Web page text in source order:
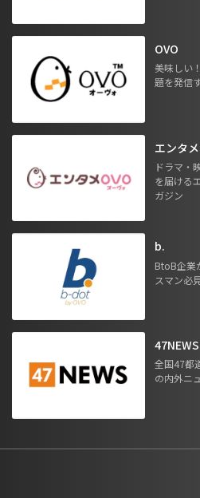
OVO
美味しい
題を発信
エンタ
ドラマ・
を届ける
ガジン
b.
BtoB企業
スマン必
47NEWS
全国47都
の内外ニ